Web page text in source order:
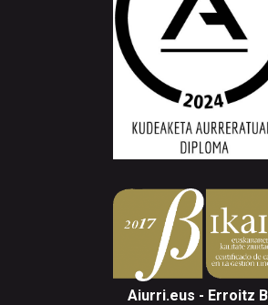
Aiurri.eus - Erroitz